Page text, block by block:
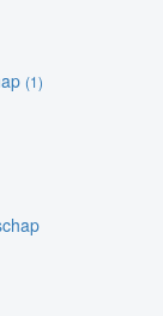
(1)